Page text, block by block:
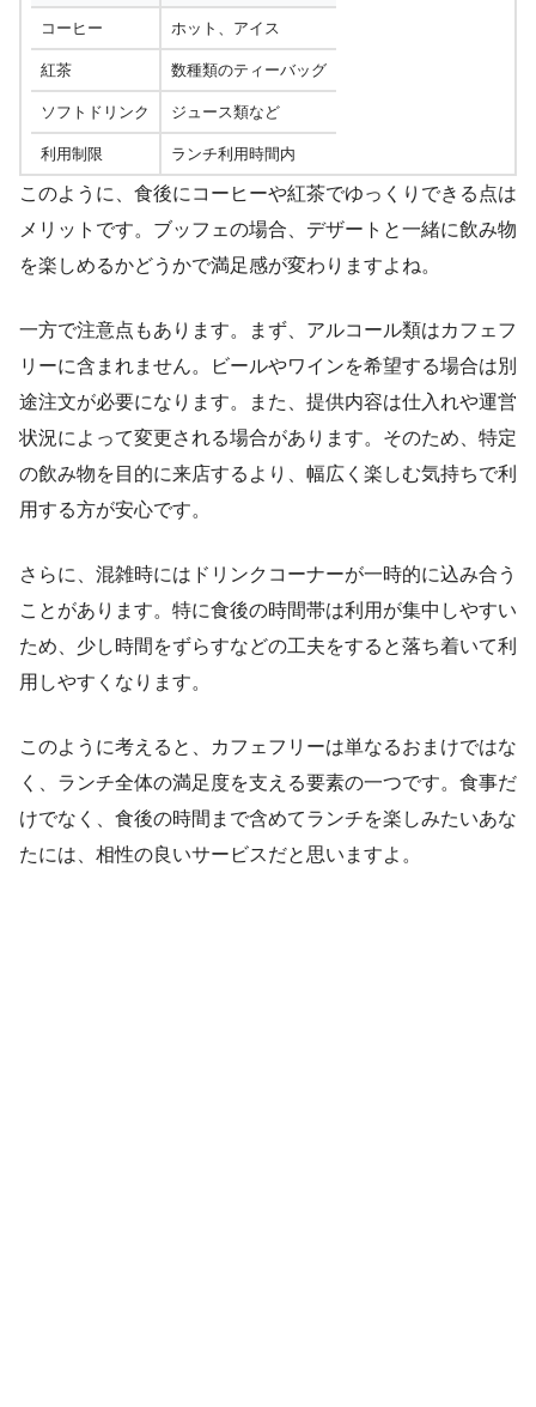
コーヒー ホット、アイス
紅茶 数種類のティーバッグ
ソフトドリンク ジュース類など
利用制限 ランチ利用時間内
このように、食後にコーヒーや紅茶でゆっくりできる点は
メリットです。ブッフェの場合、デザートと一緒に飲み物
を楽しめるかどうかで満足感が変わりますよね。
一方で注意点もあります。まず、アルコール類はカフェフ
リーに含まれません。ビールやワインを希望する場合は別
途注文が必要になります。また、提供内容は仕入れや運営
状況によって変更される場合があります。そのため、特定
の飲み物を目的に来店するより、幅広く楽しむ気持ちで利
用する方が安心です。
さらに、混雑時にはドリンクコーナーが一時的に込み合う
ことがあります。特に食後の時間帯は利用が集中しやすい
ため、少し時間をずらすなどの工夫をすると落ち着いて利
用しやすくなります。
このように考えると、カフェフリーは単なるおまけではな
く、ランチ全体の満足度を支える要素の一つです。食事だ
けでなく、食後の時間まで含めてランチを楽しみたいあな
たには、相性の良いサービスだと思いますよ。